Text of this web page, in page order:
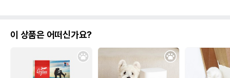
이 상품은 어떠신가요?